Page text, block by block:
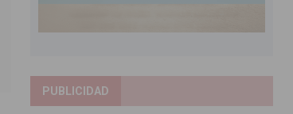
PUBLICIDAD